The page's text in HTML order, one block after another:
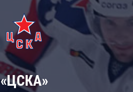
«ЦСКА»